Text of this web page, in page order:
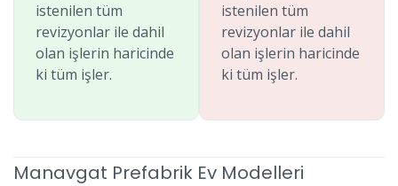
istenilen tüm
revizyonlar ile dahil
olan işlerin haricinde
ki tüm işler.
istenilen tüm
revizyonlar ile dahil
olan işlerin haricinde
ki tüm işler.
Manavgat Prefabrik Ev Modelleri